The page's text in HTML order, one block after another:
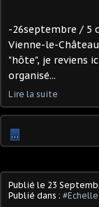
-26septembre / 5
Vienne-le-
"hôte", je reviens
organisé...
Lire la suite
…
Publié le 23
Publié dans :